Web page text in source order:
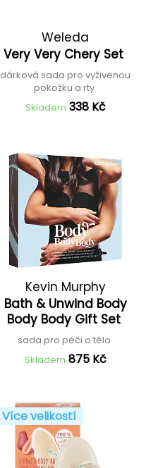
Weleda
Very Very Chery Set
dárková sada pro vyživenou
pokožku a rty
Skladem 338 Kč
Kevin Murphy
Bath & Unwind Body
Body Body Gift Set
sada pro péči o tělo
Skladem 875 Kč
Více velikostí